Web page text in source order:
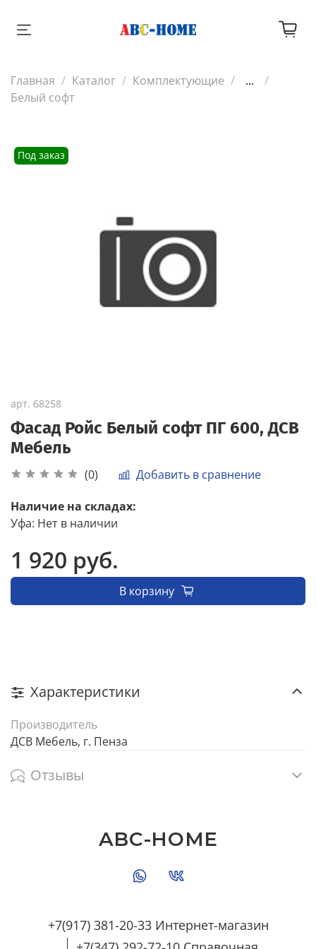
Главная Каталог Комплектующие
...
Белый софт
Под заказ
арт. 68258
Фасад Ройс Белый софт ПГ 600, ДСВ
Мебель
(0) Добавить в сравнение
Наличие на складах:
Уфа: Нет в наличии
1 920 руб.
В корзину
Характеристики
Производитель
ДСВ Мебель, г. Пенза
Отзывы
+7(917) 381-20-33 Интернет-магазин
ABC-HOME